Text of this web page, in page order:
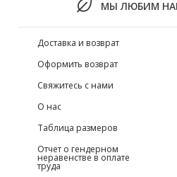
МЫ ЛЮБИМ
Доставка и возврат
Оформить возврат
Свяжитесь с нами
О нас
Таблица размеров
Отчет о гендерном
неравенстве в оплате
труда